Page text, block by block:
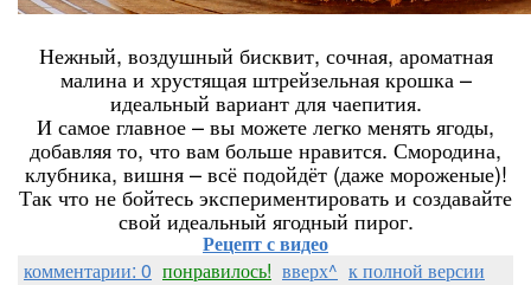
Нежный, воздушный бисквит, сочная, ароматная
малина и хрустящая штрейзельная крошка –
идеальный вариант для чаепития.
И самое главное – вы можете легко менять ягоды,
добавляя то, что вам больше нравится. Смородина,
клубника, вишня – всё подойдёт (даже мороженые)!
Так что не бойтесь экспериментировать и создавайте
свой идеальный ягодный пирог.
Рецепт с видео
комментарии: 0 понравилось! вверх^ к полной версии